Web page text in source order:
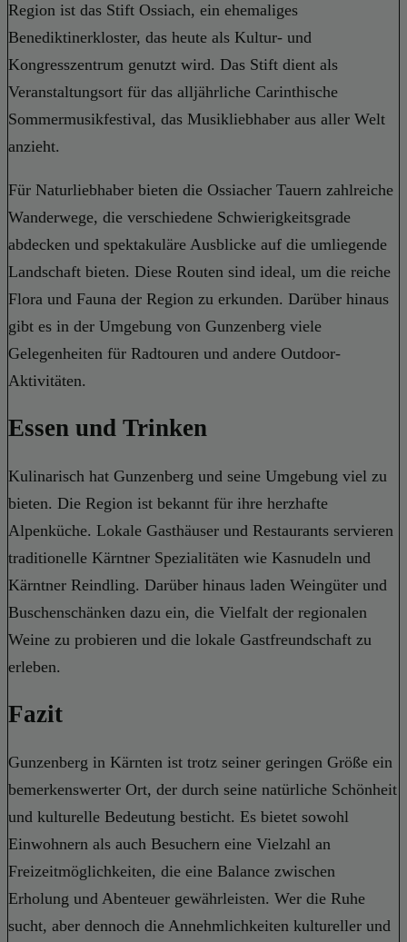
Region ist das Stift Ossiach, ein ehemaliges
Benediktinerkloster, das heute als Kultur- und
Kongresszentrum genutzt wird. Das Stift dient als
Veranstaltungsort für das alljährliche Carinthische
Sommermusikfestival, das Musikliebhaber aus aller Welt
anzieht.
Für Naturliebhaber bieten die Ossiacher Tauern zahlreiche
Wanderwege, die verschiedene Schwierigkeitsgrade
abdecken und spektakuläre Ausblicke auf die umliegende
Landschaft bieten. Diese Routen sind ideal, um die reiche
Flora und Fauna der Region zu erkunden. Darüber hinaus
gibt es in der Umgebung von Gunzenberg viele
Gelegenheiten für Radtouren und andere Outdoor-
Aktivitäten.
Essen und Trinken
Kulinarisch hat Gunzenberg und seine Umgebung viel zu
bieten. Die Region ist bekannt für ihre herzhafte
Alpenküche. Lokale Gasthäuser und Restaurants servieren
traditionelle Kärntner Spezialitäten wie Kasnudeln und
Kärntner Reindling. Darüber hinaus laden Weingüter und
Buschenschänken dazu ein, die Vielfalt der regionalen
Weine zu probieren und die lokale Gastfreundschaft zu
erleben.
Fazit
Gunzenberg in Kärnten ist trotz seiner geringen Größe ein
bemerkenswerter Ort, der durch seine natürliche Schönheit
und kulturelle Bedeutung besticht. Es bietet sowohl
Einwohnern als auch Besuchern eine Vielzahl an
Freizeitmöglichkeiten, die eine Balance zwischen
Erholung und Abenteuer gewährleisten. Wer die Ruhe
sucht, aber dennoch die Annehmlichkeiten kultureller und